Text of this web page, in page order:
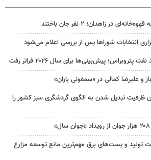
در زاهدان؛ ۲ نفر جان باختند
انتخابات شوراها پس از بررسی اعلام می‌شود
پتروبراس؛ پیش‌بینی‌ها برای سال ۲۰۲۶ فراتر رفت
و علیرضا کمالی در «سمفونی باران»
ظرفیت تبدیل شدن به الگوی گردشگری سبز کشور را
تولید و پست‌های برق مهم‌ترین مانع توسعه مزارع